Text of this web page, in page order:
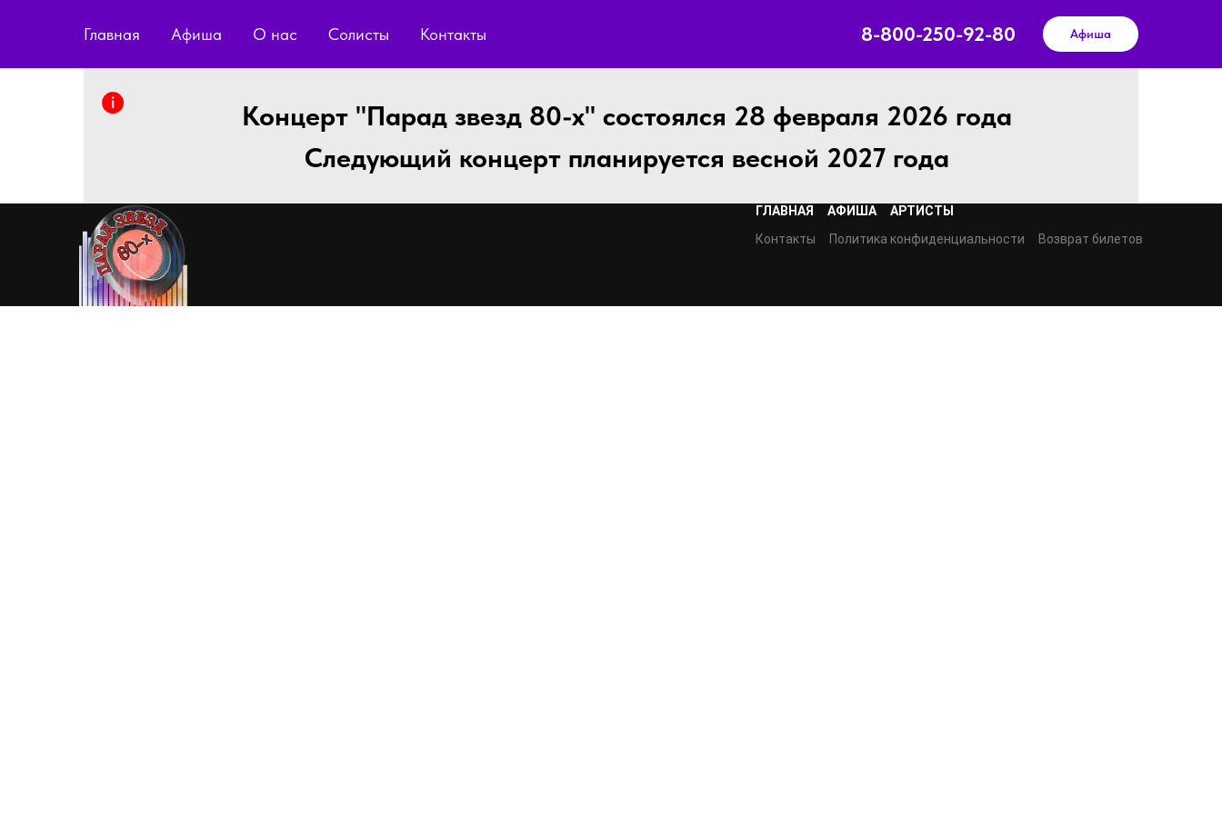
Главная Афиша О нас Солисты Контакты 8-800-250-92-80 Афиша
Концерт "Парад звезд 80-х" состоялся 28 февраля 2026 года
Следующий концерт планируется весной 2027 года
ГЛАВНАЯ АФИША
АРТИСТЫ
Контакты
Политика конфиденциальности Возврат билетов